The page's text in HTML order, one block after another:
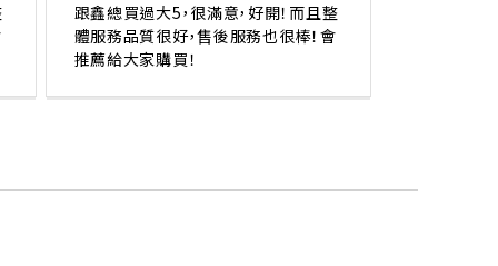
跟鑫總買過大5，很滿意，好開！而且整
體服務品質很好，售後服務也很棒！會
推薦給大家購買！